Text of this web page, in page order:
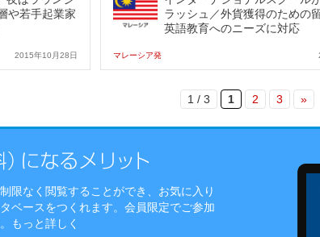
や若手起業家
2015年10月28日
ラッシュ／外貨獲得のための
英語教育へのニーズに対応
マレーシア発
1 / 3 1 2 3 »
限なく閲覧することができ、お気に入り
ベースをつくれます。会員限定でご参加
もっと詳しく